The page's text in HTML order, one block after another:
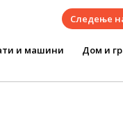
Следење
и машини Дом и